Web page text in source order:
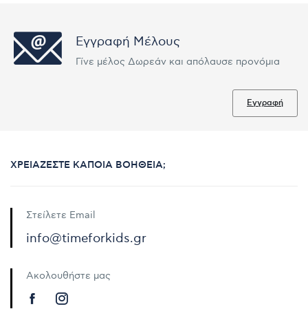
Εγγραφή Μέλους
Γίνε μέλος Δωρεάν και απόλαυσε προνόμια
Εγγραφή
ΧΡΕΙΆΖΕΣΤΕ ΚΆΠΟΙΑ ΒΟΉΘΕΙΑ;
Στείλετε Email
info@timeforkids.gr
Ακολουθήστε μας